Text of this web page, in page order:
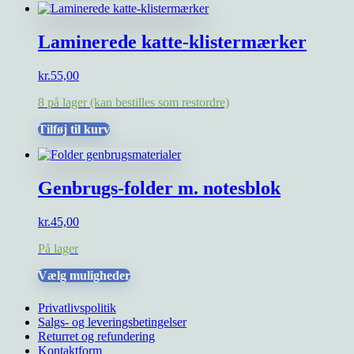
Laminerede katte-klistermærker
kr.55,00
8 på lager (kan bestilles som restordre)
Tilføj til kurv
Genbrugs-folder m. notesblok
kr.45,00
På lager
Vælg mulighederDette
flere
varianter.
Mulighederne
Privatlivspolitik
Salgs- og leveringsbetingelser
Returret og refundering
Kontaktform